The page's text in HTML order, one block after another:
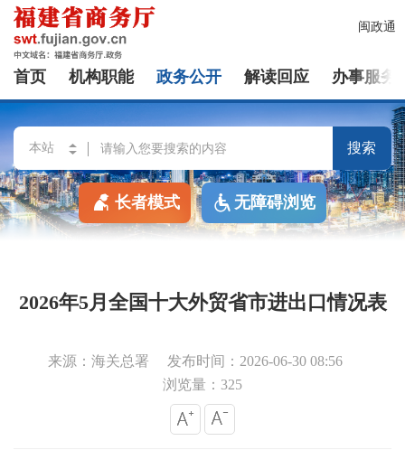
闽政通
首页 机构职能 政务公开 解读回应 办事服务
搜索
长者模式 无障碍浏览
2026年5月全国十大外贸省市进出口情况表
来源：海关总署
发布时间：2026-06-30 08:56
浏览量：325